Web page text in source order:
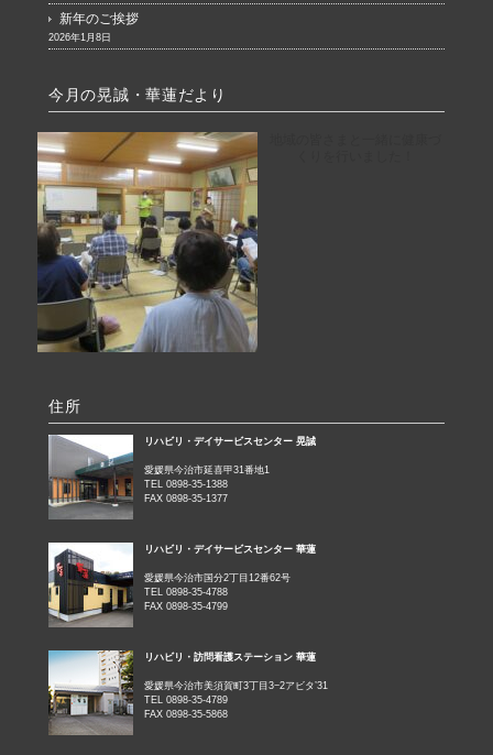
新年のご挨拶
2026年1月8日
今月の晃誠・華蓮だより
住所
リハビリ・デイサービスセンター 晃誠
愛媛県今治市延喜甲31番地1
TEL 0898-35-1388
FAX 0898-35-1377
リハビリ・デイサービスセンター 華蓮
愛媛県今治市国分2丁目12番62号
TEL 0898-35-4788
FAX 0898-35-4799
リハビリ・訪問看護ステーション 華蓮
愛媛県今治市美須賀町3丁目3−2アビタ’31
TEL 0898-35-4789
FAX 0898-35-5868